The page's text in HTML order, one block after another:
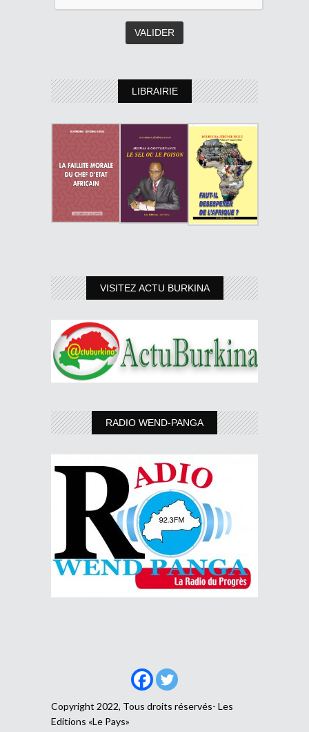
LIBRAIRIE
VISITEZ ACTU BURKINA
RADIO WEND-PANGA
Copyright 2022, Tous droits réservés- Les
Editions «Le Pays»